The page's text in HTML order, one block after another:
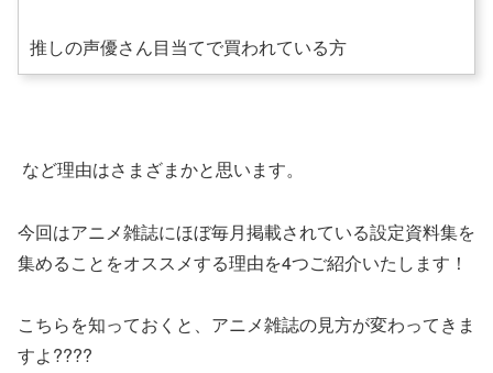
推しの声優さん目当てで買われている方
など理由はさまざまかと思います。
今回はアニメ雑誌にほぼ毎月掲載されている設定資料集を
集めることをオススメする理由を4つご紹介いたします！
こちらを知っておくと、アニメ雑誌の見方が変わってきま
すよ????